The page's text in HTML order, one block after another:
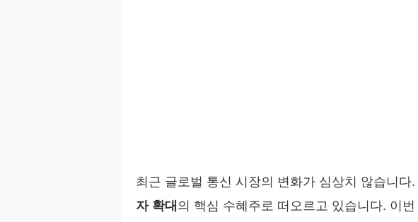
최근 글로벌 통신 시장의 변화가 심상치 않습니다.
자 확대 의 핵심 수혜주로 떠오르고 있습니다. 이